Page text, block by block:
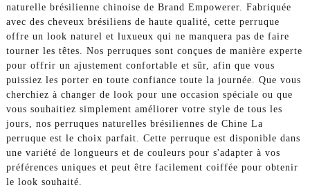
naturelle brésilienne chinoise de Brand Empowerer. Fabriquée
avec des cheveux brésiliens de haute qualité, cette perruque
offre un look naturel et luxueux qui ne manquera pas de faire
tourner les têtes. Nos perruques sont conçues de manière experte
pour offrir un ajustement confortable et sûr, afin que vous
puissiez les porter en toute confiance toute la journée. Que vous
cherchiez à changer de look pour une occasion spéciale ou que
vous souhaitiez simplement améliorer votre style de tous les
jours, nos perruques naturelles brésiliennes de Chine La
perruque est le choix parfait. Cette perruque est disponible dans
une variété de longueurs et de couleurs pour s'adapter à vos
préférences uniques et peut être facilement coiffée pour obtenir
le look souhaité.